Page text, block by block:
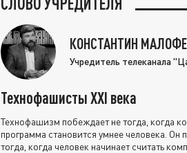
КОНСТАНТИН
Учредитель телеканала
Технофашисты XXI века
Технофашизм побеждает не тогда, когда
программа становится умнее человека. Он
тогда, когда человек начинает считать